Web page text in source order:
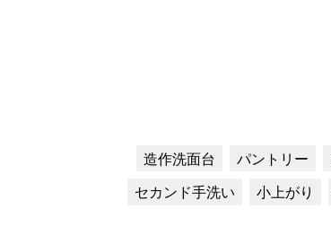
造作洗面台 パントリー
セカンド手洗い 小上がり